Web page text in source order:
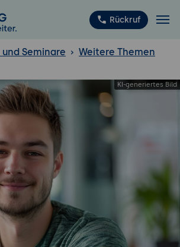
Rückruf
®
Seminare
Weitere Themen